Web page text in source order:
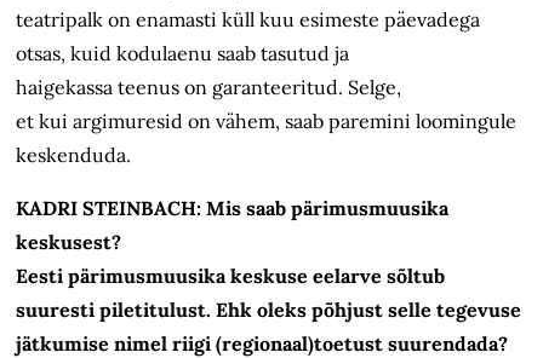
teatripalk on enamasti küll kuu esimeste päevadega
otsas, kuid kodulaenu saab tasutud ja
haigekassa teenus on garanteeritud. Selge,
et kui argimuresid on vähem, saab paremini loomingule
keskenduda.
KADRI STEINBACH: Mis saab pärimusmuusika
keskusest?
Eesti pärimusmuusika keskuse eelarve sõltub
suuresti piletitulust. Ehk oleks põhjust selle tegevuse
jätkumise nimel riigi (regionaal)toetust suurendada?